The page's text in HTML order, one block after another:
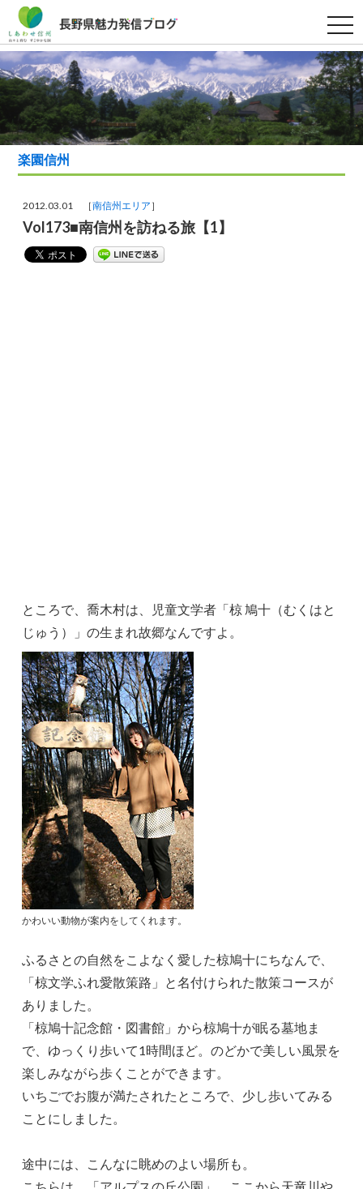
t
o
g
g
l
e
n
a
v
g
i
楽園信州
2012.03.01 ［南信州エリア ］
Vol173■南信州を訪ねる旅【1】
ところで、喬木村は、児童文学者「椋 鳩十（むくはと
じゅう）」の生まれ故郷なんですよ。
かわいい動物が案内をしてくれます。
ふるさとの自然をこよなく愛した椋鳩十にちなんで、
「椋文学ふれ愛散策路」と名付けられた散策コースが
ありました。
「椋鳩十記念館・図書館」から椋鳩十が眠る墓地ま
で、ゆっくり歩いて1時間ほど。のどかで美しい風景を
楽しみながら歩くことができます。
いちごでお腹が満たされたところで、少し歩いてみる
ことにしました。
途中には、こんなに眺めのよい場所も。